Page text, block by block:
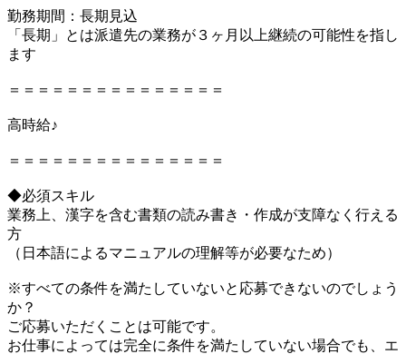
勤務期間：長期見込
「長期」とは派遣先の業務が３ヶ月以上継続の可能性を指し
ます
＝＝＝＝＝＝＝＝＝＝＝＝＝＝＝
高時給♪
＝＝＝＝＝＝＝＝＝＝＝＝＝＝＝
◆必須スキル
業務上、漢字を含む書類の読み書き・作成が支障なく行える
方
（日本語によるマニュアルの理解等が必要なため）
※すべての条件を満たしていないと応募できないのでしょう
か？
ご応募いただくことは可能です。
お仕事によっては完全に条件を満たしていない場合でも、エ